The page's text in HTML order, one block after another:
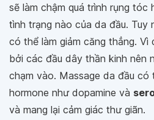
sẽ làm chậm quá trình rụng
tình trạng nào của da đầu. Tuy
có thể làm giảm căng thẳng.
bởi các đầu dây thần kinh nên
chạm vào. Massage da đầu có
hormone như dopamine và
và mang lại cảm giác thư giãn.